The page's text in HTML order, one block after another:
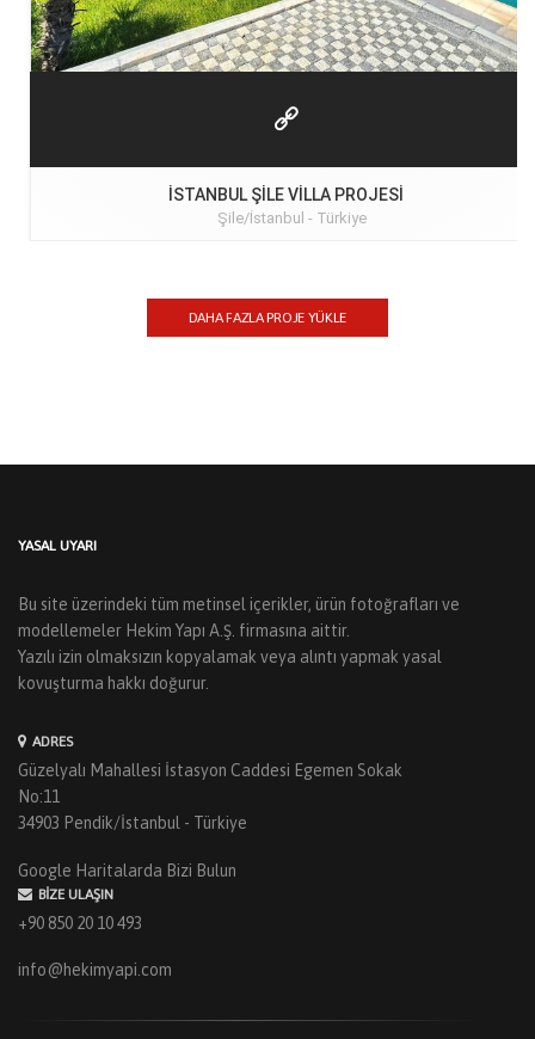
İSTANBUL ŞILE VILLA PROJESI
Şile/İstanbul - Türkiye
DAHA FAZLA PROJE YÜKLE
YASAL UYARI
Bu site üzerindeki tüm metinsel içerikler, ürün fotoğrafları ve
modellemeler Hekim Yapı A.Ş. firmasına aittir.
Yazılı izin olmaksızın kopyalamak veya alıntı yapmak yasal
kovuşturma hakkı doğurur.
ADRES
Güzelyalı Mahallesi İstasyon Caddesi Egemen Sokak
No:11
34903 Pendik/İstanbul - Türkiye
Google Haritalarda Bizi Bulun
BIZE ULAŞIN
+90 850 20 10 493
info@hekimyapi.com